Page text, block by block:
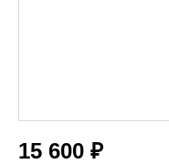
15 600 ₽